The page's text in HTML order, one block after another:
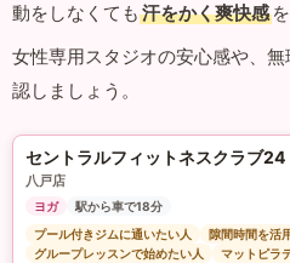
動をしなくても 汗をかく爽快感
女性専用スタジオの安心感や、
認しましょう。
セントラルフィットネスクラブ24
八戸店
ヨガ
駅から車で18分
プール付きジムに通いたい人
隙間時間を活
グループレッスンで始めたい人
マットピラ